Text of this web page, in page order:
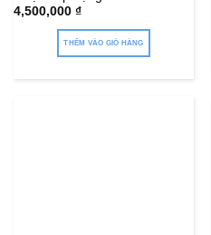
4,500,000 ₫
THÊM VÀO GIỎ HÀNG